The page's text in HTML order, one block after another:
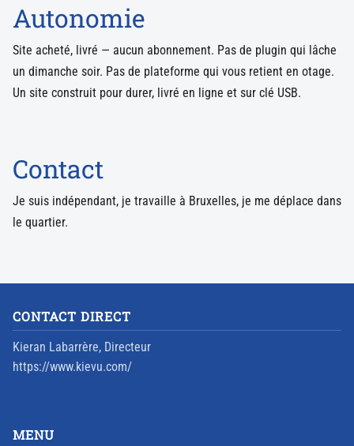
Autonomie
Site acheté, livré — aucun abonnement. Pas de plugin qui lâche
un dimanche soir. Pas de plateforme qui vous retient en otage.
Un site construit pour durer, livré en ligne et sur clé USB.
Contact
Je suis indépendant, je travaille à Bruxelles, je me déplace dans
le quartier.
CONTACT DIRECT
Kieran Labarrère, Directeur
https://www.kievu.com/
MENU